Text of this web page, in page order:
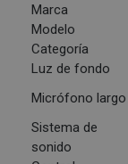
Marca
Modelo
Categoría
Luz de fondo
Micrófono largo
Sistema de
sonido